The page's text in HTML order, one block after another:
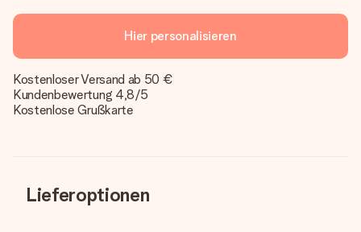
Hier personalisieren
Kostenloser Versand ab 50 €
Kundenbewertung 4,8/5
Kostenlose Grußkarte
Lieferoptionen